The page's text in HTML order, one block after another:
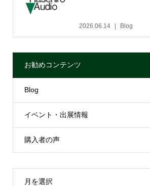
2026.06.14 Blog
お勧めコンテンツ
Blog
イベント・出展情報
購入者の声
月を選択